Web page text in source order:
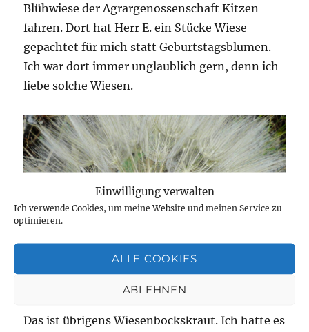
Einwilligung verwalten
Ich verwende Cookies, um meine Website und meinen Service zu
optimieren.
ALLE COOKIES
ABLEHNEN
Blühwiese der Agrargenossenschaft Kitzen
fahren. Dort hat Herr E. ein Stücke Wiese
gepachtet für mich statt Geburtstagsblumen.
Ich war dort immer unglaublich gern, denn ich
liebe solche Wiesen.
Das ist übrigens Wiesenbockskraut. Ich hatte es